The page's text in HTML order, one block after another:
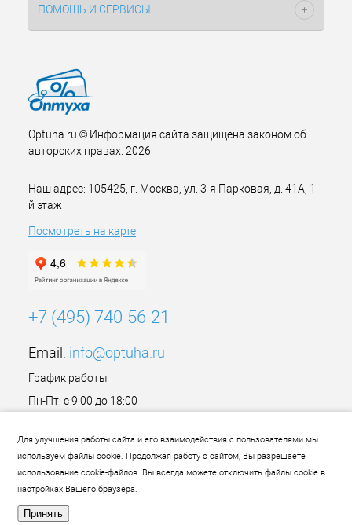
Для улучшения работы сайта и его взаимодействия с пользователями мы
используем файлы cookie. Продолжая работу с сайтом, Вы разрешаете
использование cookie-файлов. Вы всегда можете отключить файлы cookie в
настройках Вашего браузера.
Принять
ПОМОЩЬ И СЕРВИСЫ
Optuha.ru © Информация сайта защищена законом об
авторских правах. 2026
Наш адрес: 105425, г. Москва, ул. 3-я Парковая, д. 41А, 1-
й этаж
Посмотреть на карте
+7 (495) 740-56-21
Email: info@optuha.ru
График работы
Пн-Пт: с 9:00 до 18:00